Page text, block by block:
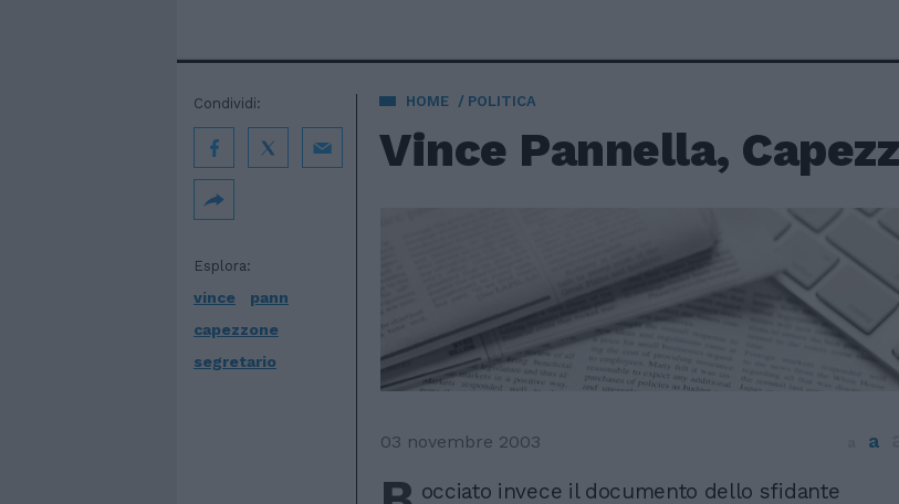
HOME POLITICA
Vince Pannella,
Esplora:
vince
pann
capezzone
segretario
Condividi:
03 novembre 2003 a
occiato invece il documento dello sfidante